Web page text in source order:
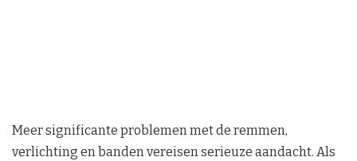
Meer significante problemen met de remmen,
verlichting en banden vereisen serieuze aandacht. Als